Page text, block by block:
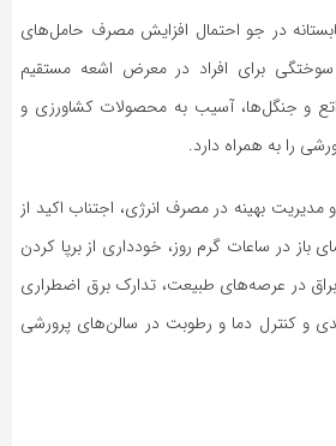
در جو احتمال افزایش مصرف حامل‌های
سوختگی برای افراد در معرض اشعه مستقیم
و جنگل‌ها، آسیب به محصولات کشاورزی و
را به همراه دارد.
بهینه در مصرف انرژی، اجتناب اکید از
در ساعات گرم روز، خودداری از برپا کردن
در عرصه‌های طبیعت، تدارک برق اضطراری
و کنترل دما و رطوبت در سالن‌های پرورشی